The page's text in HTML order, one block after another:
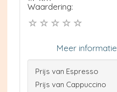
Waardering:
Meer informatie
Prijs van Espresso
Prijs van Cappuccino